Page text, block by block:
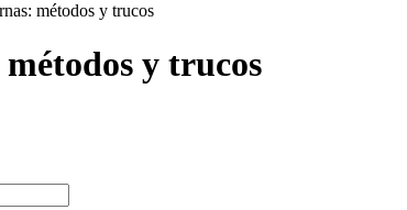
métodos y trucos
y trucos